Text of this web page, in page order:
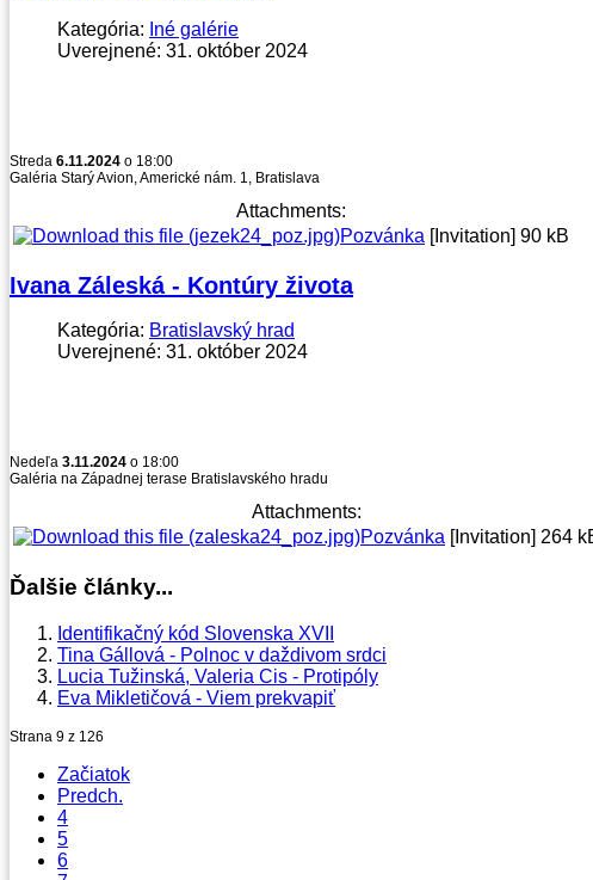
Kategória: Iné galérie
Uverejnené: 31. október 2024
Streda 6.11.2024 o 18:00
Galéria Starý Avion, Americké nám. 1, Bratislava
Attachments:
Pozvánka [Invitation] 90 kB
Ivana Záleská - Kontúry života
Kategória: Bratislavský hrad
Uverejnené: 31. október 2024
Nedeľa 3.11.2024 o 18:00
Galéria na Západnej terase Bratislavského hradu
Attachments:
Pozvánka [Invitation] 264
Ďalšie články...
Identifikačný kód Slovenska XVII
Tina Gállová - Polnoc v daždivom srdci
Lucia Tužinská, Valeria Cis - Protipóly
Eva Mikletičová - Viem prekvapiť
Strana 9 z 126
Začiatok
Predch.
4
5
6